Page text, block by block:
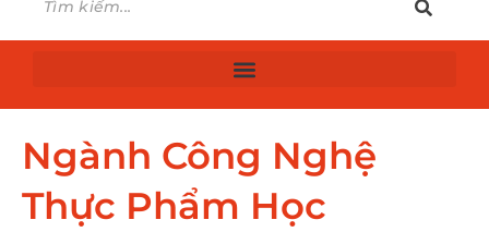
Ngành Công Nghệ
Thực Phẩm Học